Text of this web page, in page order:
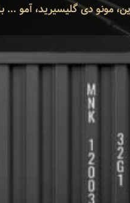
مونو دی گلیسیرید، آمو ...